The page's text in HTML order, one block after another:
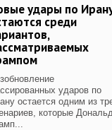
удары по
среди
ударов по
остается одним из
которые